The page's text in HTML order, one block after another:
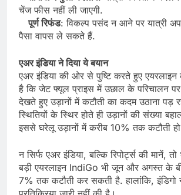
चेंज फीस नहीं ली जाएगी.
पूर्ण रिफंड: विकल्प पसंद न आने पर यात्री
पैसा वापस ले सकते हैं.
एअर इंडिया ने दिया ये बयान
एअर इंडिया की ओर से पुष्टि करते हुए
है कि जेट फ्यूल प्राइस में उछाल के परिचालन पर
देखते हुए उड़ानों में कटौती का कदम उठाना पड़
स्थितियों के स्थिर होते ही उड़ानों की संख्या
इससे घरेलू उड़ानों में करीब 10% तक कटौती
न सिर्फ एअर इंडिया, बल्कि रिपोर्ट्स की मानें,
बड़ी एयरलाइन IndiGo भी जून और अगस्त के
7% तक कटौती कर सकती है. हालांकि,